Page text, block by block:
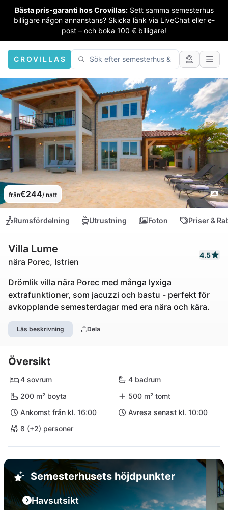
Bästa pris-garanti hos Crovillas: Sett samma semesterhus
billigare någon annanstans? Skicka länk via LiveChat eller e-
post – och boka 100 € billigare!
CROVILLAS
från€244/ natt
Rumsfördelning Utrustning Foton Priser &
Villa Lume
nära Porec, Istrien
4.5
Drömlik villa nära Porec med många lyxiga
extrafunktioner, som jacuzzi och bastu - perfekt för
avkopplande semesterdagar med era nära och kära.
Läs beskrivning Dela
Översikt
4 sovrum
4 badrum
200 m² boyta
500 m² tomt
Ankomst från kl. 16:00
Avresa senast kl. 10:00
8 (+2) personer
Semesterhusets höjdpunkter
Havsutsikt